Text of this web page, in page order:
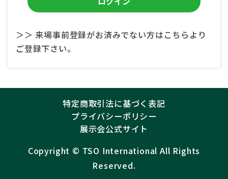
＞＞ 来場事前登録がお済みでない方はこちらより
ご登録下さい。
特定商取引法に基づく表記
プライバシーポリシー
展示会公式サイト
Copyright ©︎ TSO International All Rights
Reserved.